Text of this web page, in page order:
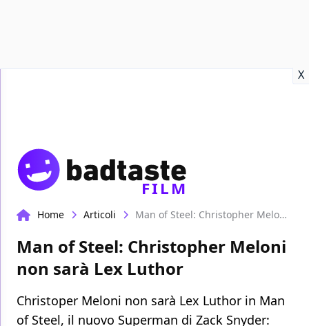
X
FILM
Home Articoli Man of Steel: Christopher Meloni non sarà Lex Luthor
Man of Steel: Christopher Meloni
non sarà Lex Luthor
Christoper Meloni non sarà Lex Luthor in Man
of Steel, il nuovo Superman di Zack Snyder: